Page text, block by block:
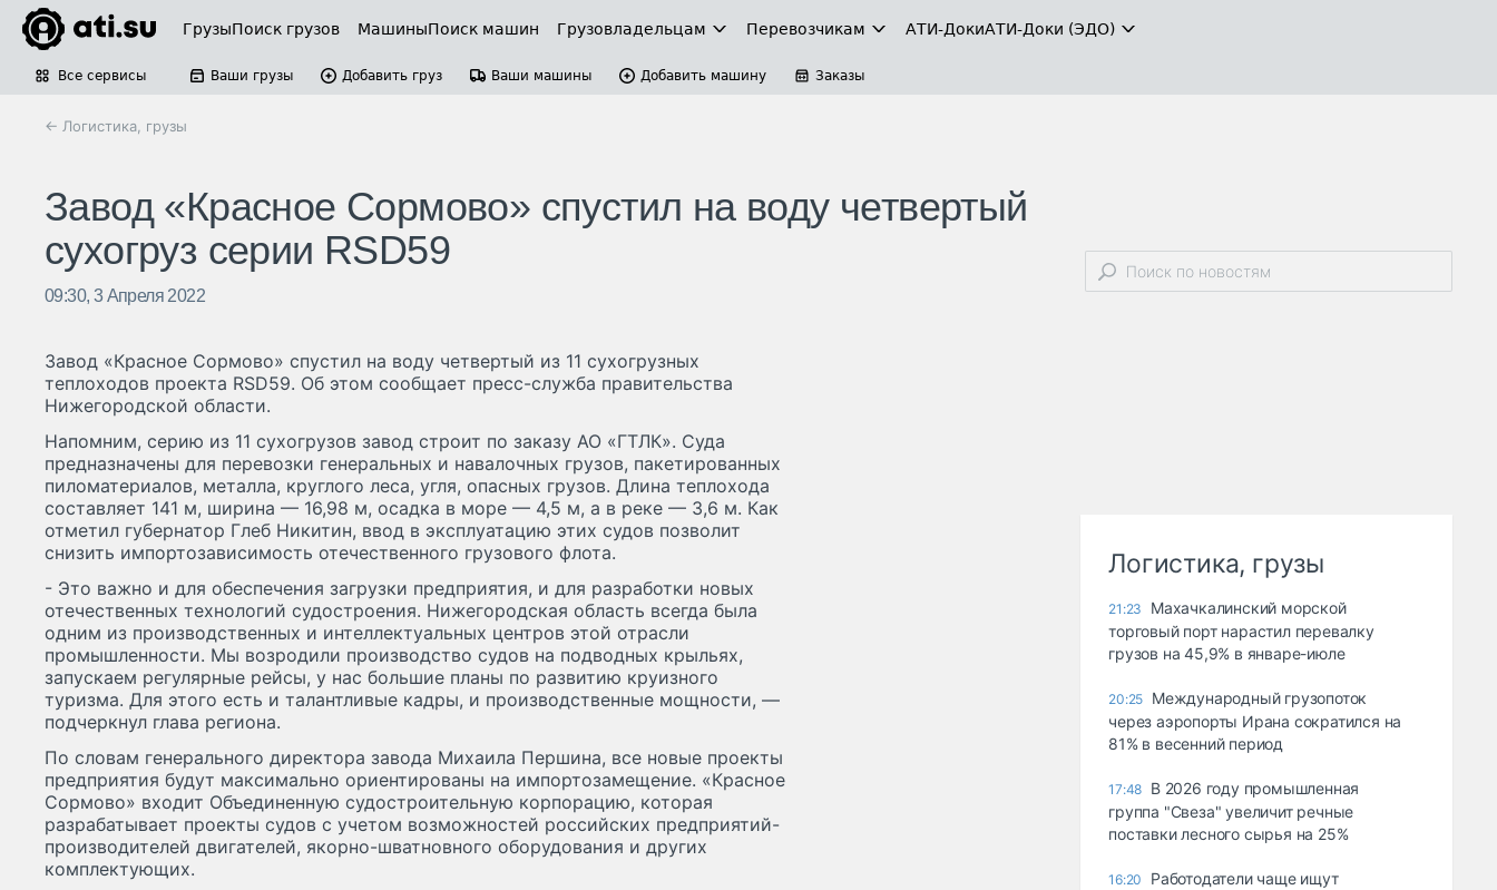
ГрузыПоиск грузов МашиныПоиск машин Грузовладельцам Перевозчикам АТИ-ДокиАТИ-Доки (ЭДО)
Все сервисы Ваши грузы Добавить груз Ваши машины Добавить машину Заказы
← Логистика, грузы
Завод «Красное Сормово» спустил на воду четвертый
сухогруз серии RSD59
09:30, 3 Апреля 2022
Завод «Красное Сормово» спустил на воду четвертый из 11 сухогрузных
теплоходов проекта RSD59. Об этом сообщает пресс-служба правительства
Нижегородской области.
Напомним, серию из 11 сухогрузов завод строит по заказу АО «ГТЛК». Суда
предназначены для перевозки генеральных и навалочных грузов, пакетированных
пиломатериалов, металла, круглого леса, угля, опасных грузов. Длина теплохода
составляет 141 м, ширина — 16,98 м, осадка в море — 4,5 м, а в реке — 3,6 м. Как
отметил губернатор Глеб Никитин, ввод в эксплуатацию этих судов позволит
снизить импортозависимость отечественного грузового флота.
- Это важно и для обеспечения загрузки предприятия, и для разработки новых
отечественных технологий судостроения. Нижегородская область всегда была
одним из производственных и интеллектуальных центров этой отрасли
промышленности. Мы возродили производство судов на подводных крыльях,
запускаем регулярные рейсы, у нас большие планы по развитию круизного
туризма. Для этого есть и талантливые кадры, и производственные мощности, —
подчеркнул глава региона.
По словам генерального директора завода Михаила Першина, все новые проекты
предприятия будут максимально ориентированы на импортозамещение. «Красное
Сормово» входит Объединенную судостроительную корпорацию, которая
разрабатывает проекты судов с учетом возможностей российских предприятий-
производителей двигателей, якорно-шватновного оборудования и других
комплектующих.
Логистика, грузы
21:23
Махачкалинский морской
торговый порт нарастил перевалку
грузов на 45,9% в январе-июле
20:25 Международный грузопоток
через аэропорты Ирана сократился на
81% в весенний период
17:48 В 2026 году промышленная
группа "Свеза" увеличит речные
поставки лесного сырья на 25%
16:20
Работодатели чаще ищут